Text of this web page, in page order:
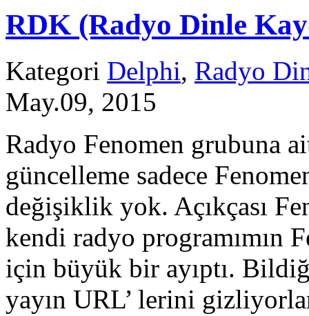
RDK (Radyo Dinle
Kategori Delphi, Radyo
May.09, 2015
Radyo Fenomen grubuna
güncelleme sadece
değişiklik yok. Açıkçası
kendi radyo programımın
için büyük bir ayıptı.
yayın URL’ lerini